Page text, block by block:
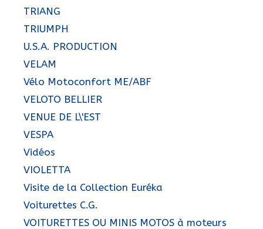
TRIANG
TRIUMPH
U.S.A. PRODUCTION
VELAM
Vélo Motoconfort ME/ABF
VELOTO BELLIER
VENUE DE L\'EST
VESPA
Vidéos
VIOLETTA
Visite de la Collection Euréka
Voiturettes C.G.
VOITURETTES OU MINIS MOTOS à moteurs